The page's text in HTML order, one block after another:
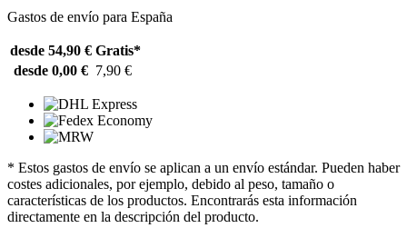
Gastos de envío para España
desde 54,90 € Gratis*
desde 0,00 € 7,90 €
* Estos gastos de envío se aplican a un envío estándar. Pueden haber
costes adicionales, por ejemplo, debido al peso, tamaño o
características de los productos. Encontrarás esta información
directamente en la descripción del producto.